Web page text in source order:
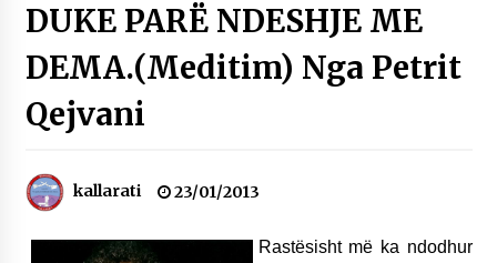
Gazeta Kallarati nr. 118
07/07/2026
SI U ARRIT TË REALIZOHEJ PERLA FOLKLORIKE
“JANINËS Ç’I PANË SYTË”
NË KALLARAT, NË “FSHATIN E DJEGUR” U
ZHVILLUA EDICIONI I TRETË I PIKNIKU
26/05/2026
DUKE PARË NDESHJE ME
DEMA.(Meditim) Nga Petrit
Qejvani
kallarati 23/01/2013
Rastësisht më ka ndodhur